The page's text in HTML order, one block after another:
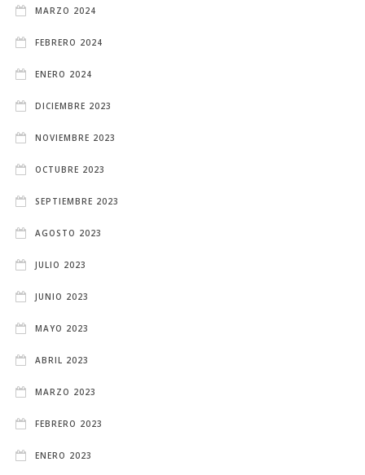
MARZO 2024
FEBRERO 2024
ENERO 2024
DICIEMBRE 2023
NOVIEMBRE 2023
OCTUBRE 2023
SEPTIEMBRE 2023
AGOSTO 2023
JULIO 2023
JUNIO 2023
MAYO 2023
ABRIL 2023
MARZO 2023
FEBRERO 2023
ENERO 2023